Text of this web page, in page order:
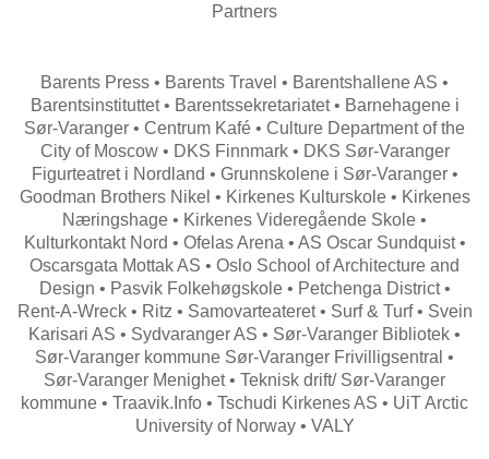
Partners
Barents Press • Barents Travel • Barentshallene AS •
Barentsinstituttet • Barentssekretariatet • Barnehagene i
Sør-Varanger • Centrum Kafé • Culture Department of the
City of Moscow • DKS Finnmark • DKS Sør-Varanger
Figurteatret i Nordland • Grunnskolene i Sør-Varanger •
Goodman Brothers Nikel • Kirkenes Kulturskole • Kirkenes
Næringshage • Kirkenes Videregående Skole •
Kulturkontakt Nord • Ofelas Arena • AS Oscar Sundquist •
Oscarsgata Mottak AS • Oslo School of Architecture and
Design • Pasvik Folkehøgskole • Petchenga District •
Rent-A-Wreck • Ritz • Samovarteateret • Surf & Turf • Svein
Karisari AS • Sydvaranger AS • Sør-Varanger Bibliotek •
Sør-Varanger kommune Sør-Varanger Frivilligsentral •
Sør-Varanger Menighet • Teknisk drift/ Sør-Varanger
kommune • Traavik.Info • Tschudi Kirkenes AS • UiT Arctic
University of Norway • VALY